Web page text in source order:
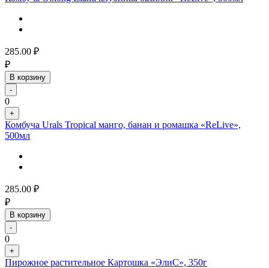
285.00 ₽
₽
В корзину
-
0
+
Комбуча Urals Tropical манго, банан и ромашка «ReLive»,
500мл
285.00 ₽
₽
В корзину
-
0
+
Пирожное растительное Картошка «ЭлиС», 350г